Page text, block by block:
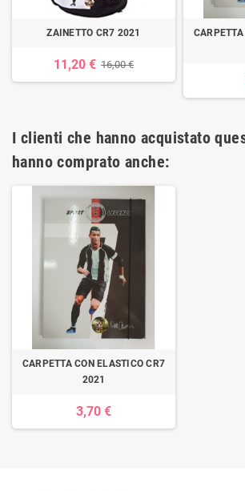
ZAINETTO CR7 2021
11,20 € 16,00 €
I clienti che hanno acquistato
hanno comprato anche:
CARPETTA CON ELASTICO CR7
2021
3,70 €